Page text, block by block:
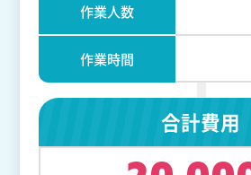
作業人数
作業時間
合計費用